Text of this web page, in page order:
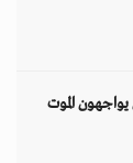
يواجهون الموت